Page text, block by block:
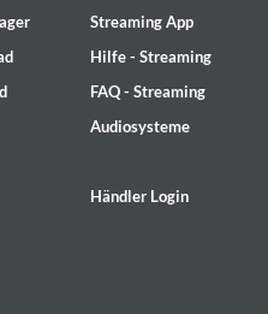
Streaming App
Hilfe - Streaming
FAQ - Streaming
Audiosysteme
Händler Login